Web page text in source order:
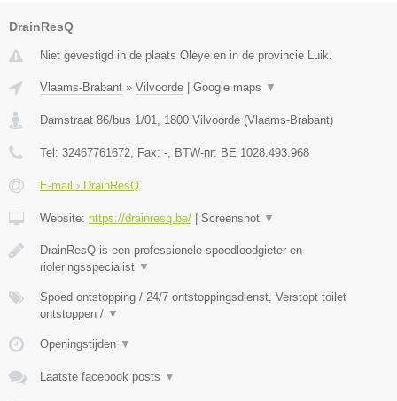
DrainResQ
Niet gevestigd in de plaats Oleye en in de provincie Luik.
Vlaams-Brabant » Vilvoorde | Google maps ▼
Damstraat 86/bus 1/01 1800 Vilvoorde (Vlaams-Brabant)
Tel: 32467761672 , Fax: - , BTW-nr: BE 1028.493.968
E-mail › DrainResQ
Website: https://drainresq.be/ | Screenshot ▼
DrainResQ is een professionele spoedloodgieter en
rioleringsspecialist ▼
Spoed ontstopping / 24/7 ontstoppingsdienst, Verstopt toilet
ontstoppen / ▼
Openingstijden ▼
Laatste facebook posts ▼